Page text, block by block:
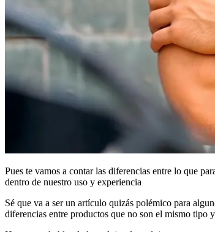
Pues te vamos a contar las diferencias entre lo que
dentro de nuestro uso y experiencia
Sé que va a ser un artículo quizás polémico para
diferencias entre productos que no son el mismo tipo